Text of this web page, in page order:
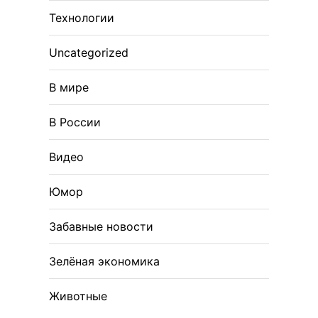
Технологии
Uncategorized
В мире
В России
Видео
Юмор
Забавные новости
Зелёная экономика
Животные